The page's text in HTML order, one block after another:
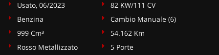
Usato, 06/2023
82 KW/111 CV
Benzina
Cambio Manuale (6)
999 Cm³
54.162 Km
Rosso Metallizzato
5 Porte